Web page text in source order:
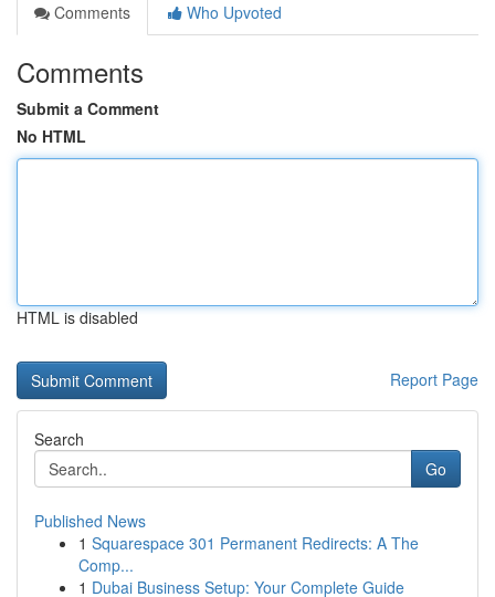
Comments
Who Upvoted
Comments
Submit a Comment
No HTML
HTML is disabled
Report Page
Search
Go
Published News
1 Squarespace 301 Permanent Redirects: A The
Comp...
1 Dubai Business Setup: Your Complete Guide